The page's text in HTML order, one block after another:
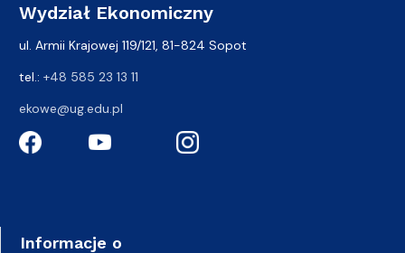
Wydział Ekonomiczny
ul. Armii Krajowej 119/121, 81-824 Sopot
tel.: +48 585 23 13 11
ekowe@ug.edu.pl
Informacje o